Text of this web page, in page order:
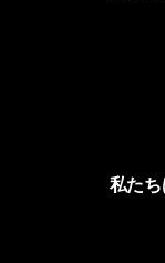
私たち